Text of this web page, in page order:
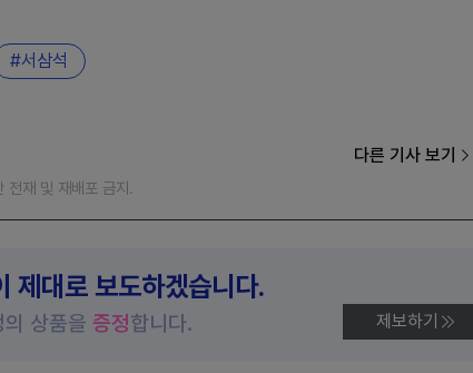
서삼석
다른 기사 보기
재 및 재배포 금지.
제대로 보도하겠습니다.
상품을 증정합니다. 제보하기